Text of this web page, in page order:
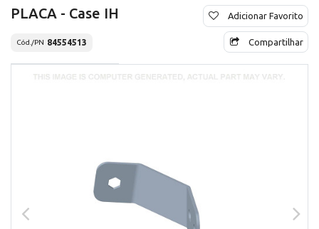
PLACA - Case IH
Cód./PN 84554513
Adicionar Favorito
Compartilhar